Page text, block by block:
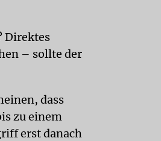
Direktes
– sollte der
dass
zu einem
erst danach